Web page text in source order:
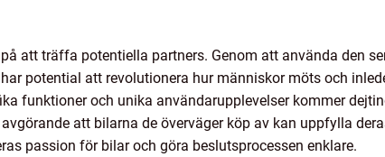
att träffa potentiella partners. Genom att använda den
potential att revolutionera hur människor möts och
funktioner och unika användarupplevelser kommer
att bilarna de överväger köp av kan uppfylla
passion för bilar och göra beslutsprocessen enklare.